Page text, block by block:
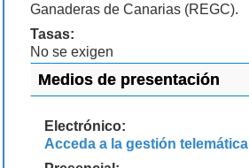
Ganaderas de Canarias (REGC).
Tasas:
No se exigen
Medios de presentación
Electrónico:
Acceda a la gestión telemática